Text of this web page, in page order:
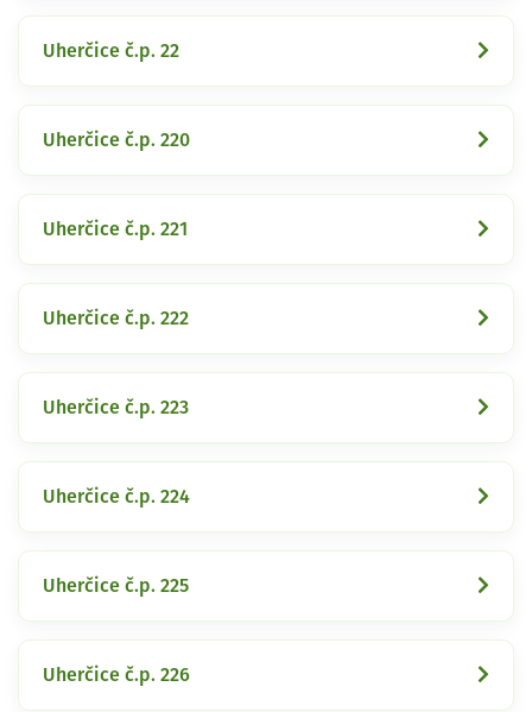
Uherčice č.p. 22
Uherčice č.p. 220
Uherčice č.p. 221
Uherčice č.p. 222
Uherčice č.p. 223
Uherčice č.p. 224
Uherčice č.p. 225
Uherčice č.p. 226